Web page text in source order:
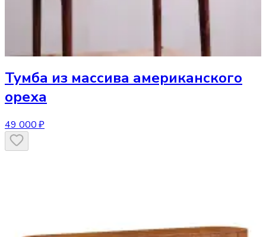
Тумба из массива американского
ореха
49 000 ₽